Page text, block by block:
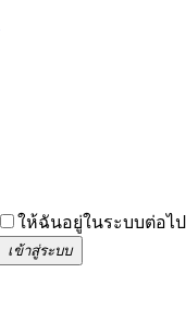
ให้ฉันอยู่ในระบบต่อไป
เข้าสู่ระบบ